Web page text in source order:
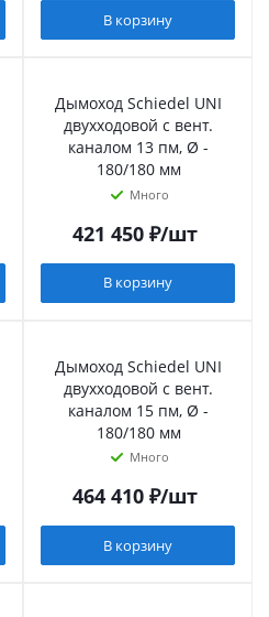
В корзину
Дымоход Schiedel UNI
двухходовой с вент.
каналом 13 пм, Ø -
180/180 мм
Много
421 450₽/шт
В корзину
Дымоход Schiedel UNI
двухходовой с вент.
каналом 15 пм, Ø -
180/180 мм
Много
464 410₽/шт
В корзину